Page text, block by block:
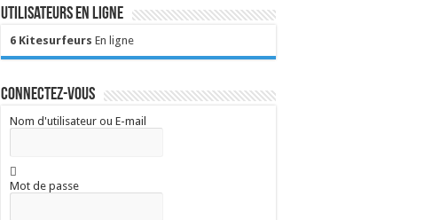
Utilisateurs en ligne
6 Kitesurfeurs En ligne
Connectez-vous
Nom d'utilisateur ou E-mail
Mot de passe